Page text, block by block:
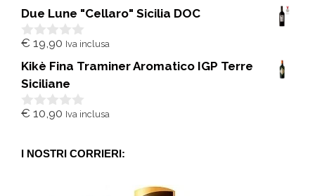
u
5
Due Lune "Cellaro" Sicilia DOC
0
u
5
€ 19,90 Iva inclusa
Kikè Fina Traminer Aromatico IGP Terre
Siciliane
0
5
€ 10,90 Iva inclusa
I NOSTRI CORRIERI: